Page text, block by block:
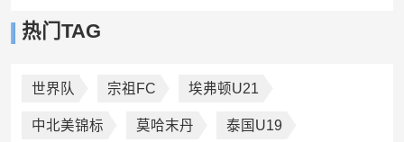
热门TAG
世界队 宗祖FC 埃弗顿U21
中北美锦标 莫哈末丹 泰国U19